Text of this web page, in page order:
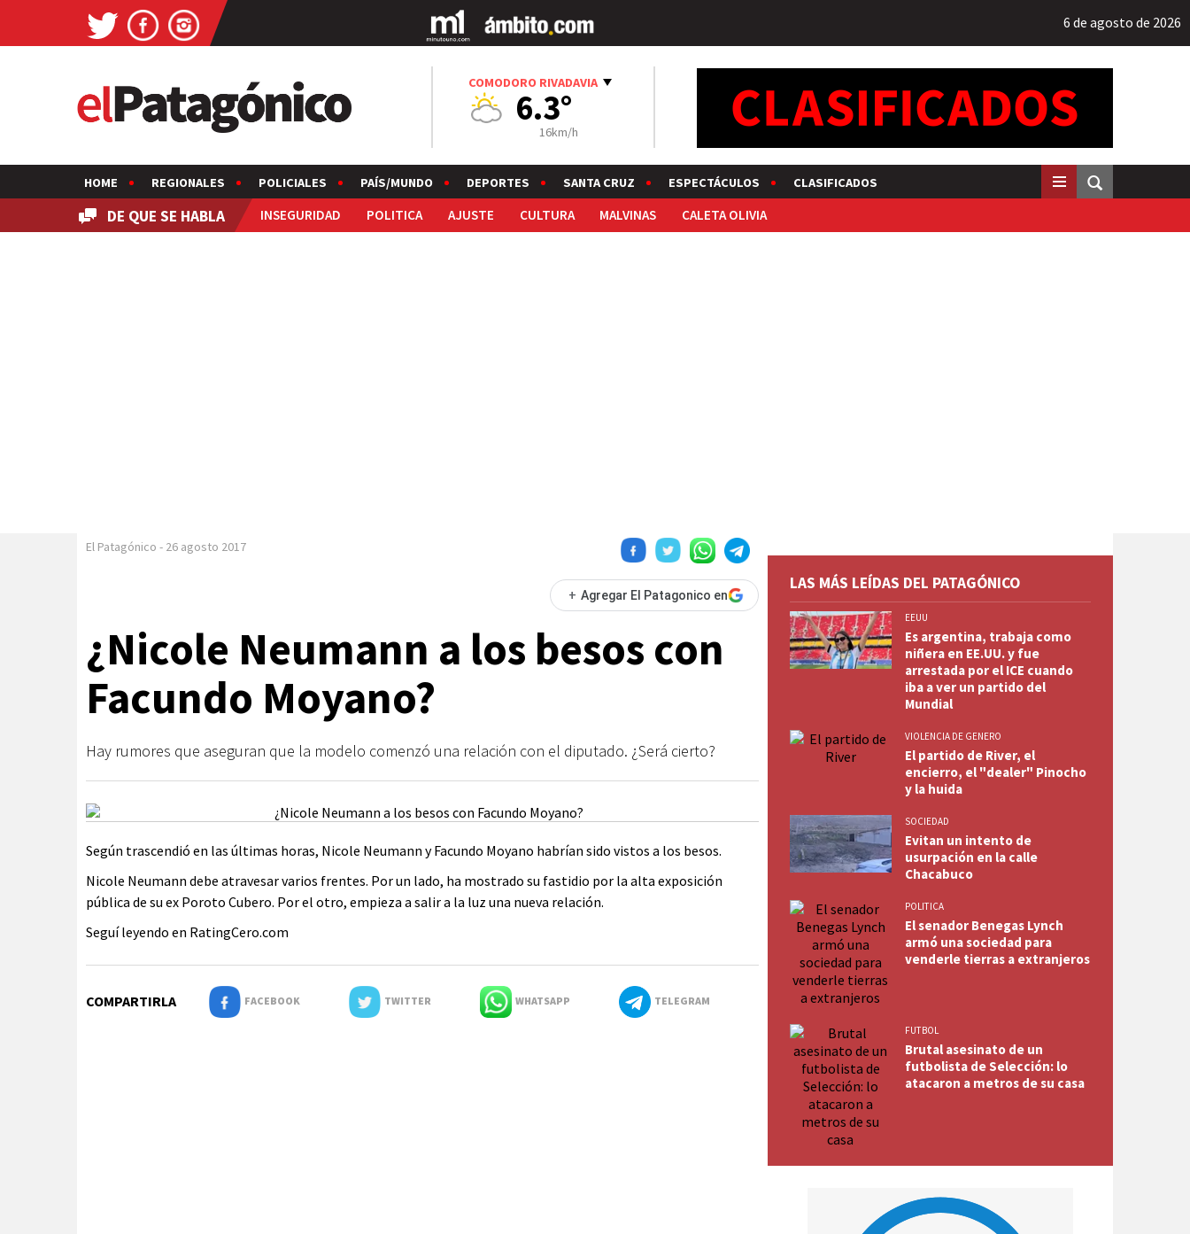
6 de agosto de 2026
COMODORO RIVADAVIA
6.3°
16km/h
HOME REGIONALES POLICIALES PAÍS/MUNDO DEPORTES SANTA CRUZ ESPECTÁCULOS CLASIFICADOS
DE QUE SE HABLA INSEGURIDAD POLITICA AJUSTE CULTURA MALVINAS CALETA OLIVIA
El Patagónico - 26 agosto 2017
+ Agregar El Patagonico en
¿Nicole Neumann a los besos con
Facundo Moyano?
Hay rumores que aseguran que la modelo comenzó una relación con el diputado. ¿Será cierto?
Según trascendió en las últimas horas, Nicole Neumann y Facundo Moyano habrían sido vistos a los besos.
Nicole Neumann debe atravesar varios frentes. Por un lado, ha mostrado su fastidio por la alta exposición
pública de su ex Poroto Cubero. Por el otro, empieza a salir a la luz una nueva relación.
Seguí leyendo en RatingCero.com
COMPARTIRLA FACEBOOK TWITTER WHATSAPP TELEGRAM
LAS MÁS LEÍDAS DEL PATAGÓNICO
EEUU
Es argentina, trabaja como
niñera en EE.UU. y fue
arrestada por el ICE cuando
iba a ver un partido del
Mundial
VIOLENCIA DE GENERO
El partido de River, el
encierro, el "dealer" Pinocho
y la huida
SOCIEDAD
Evitan un intento de
usurpación en la calle
Chacabuco
POLITICA
El senador Benegas Lynch
armó una sociedad para
venderle tierras a extranjeros
FUTBOL
Brutal asesinato de un
futbolista de Selección: lo
atacaron a metros de su casa